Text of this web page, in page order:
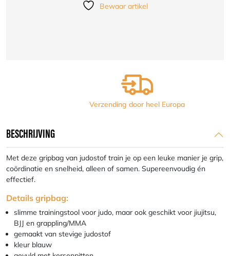
Bewaar artikel
Verzending door heel Europa
BESCHRIJVING
Met deze gripbag van judostof train je op een leuke manier je grip,
coördinatie en snelheid, alleen of samen. Supereenvoudig én
effectief.
Details gripbag:
slimme trainingstool voor judo, maar ook geschikt voor jiujitsu,
BJJ en grappling/MMA
gemaakt van stevige judostof
kleur blauw